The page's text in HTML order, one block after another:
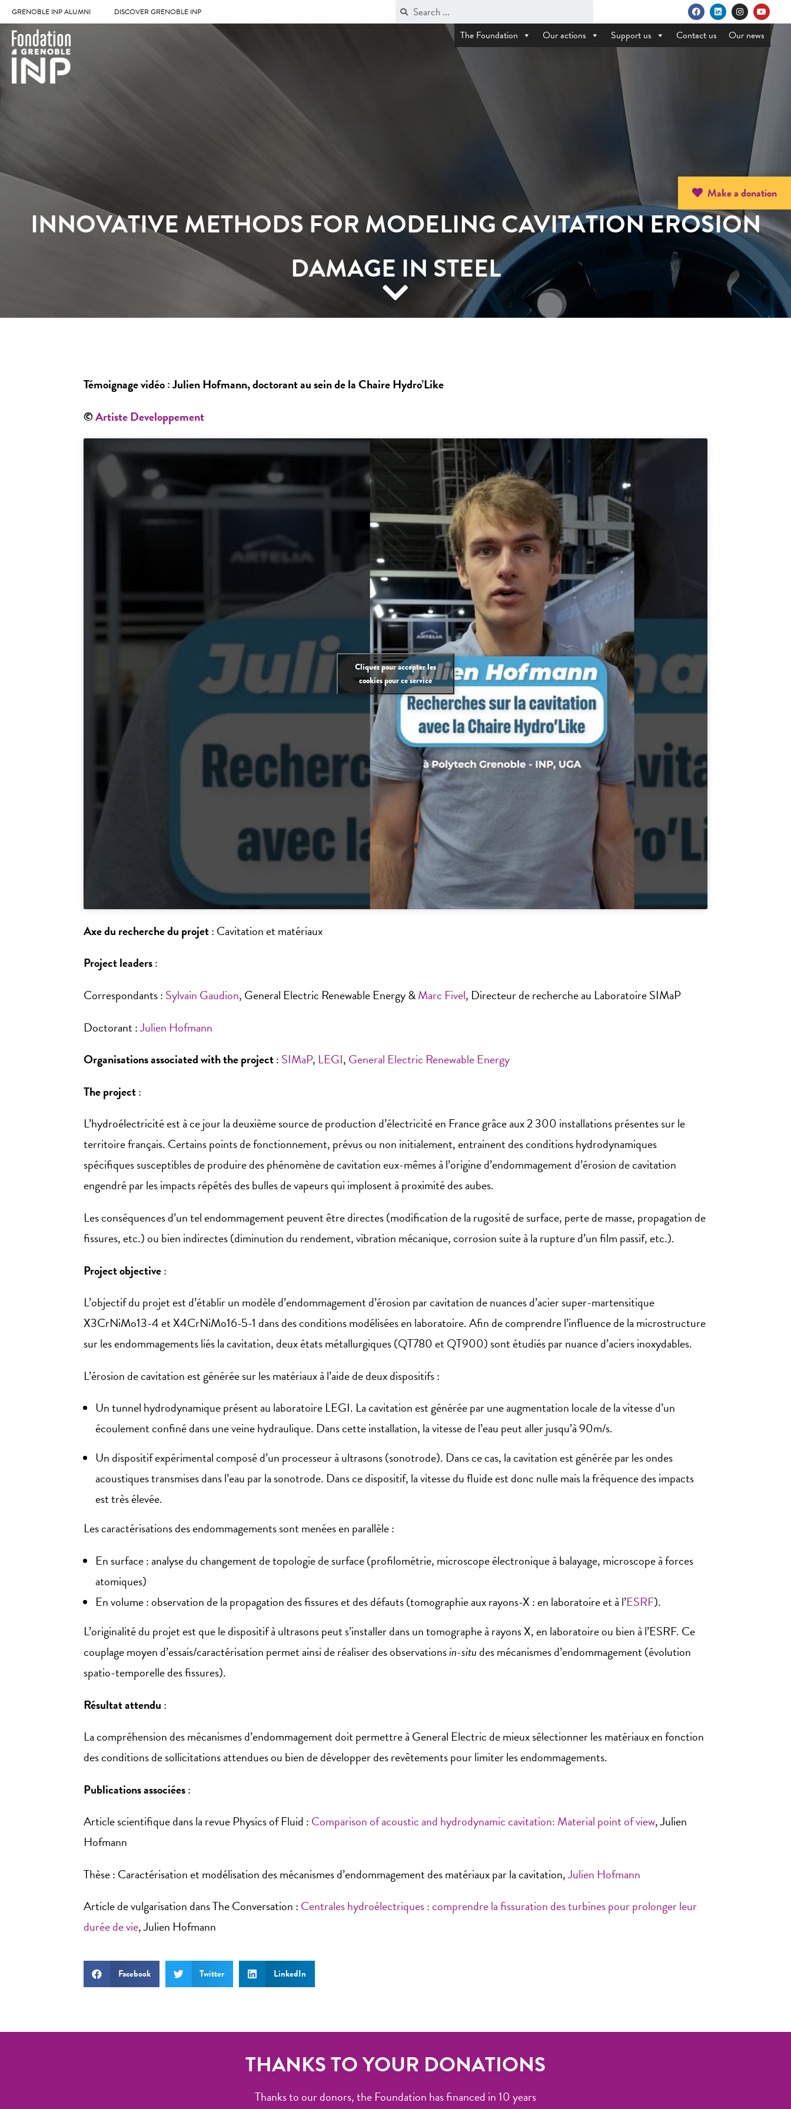
GRENOBLE INP ALUMNI DISCOVER GRENOBLE INP
Make a donation
The Foundation Our actions Support us Contact us Our news
INNOVATIVE METHODS FOR MODELING CAVITATION EROSION
DAMAGE IN STEEL
Témoignage vidéo : Julien Hofmann, doctorant au sein de la Chaire Hydro’Like
©Artiste Developpement
Cliquez pour accepter les
cookies pour ce service
Axe du recherche du projet: Cavitation et matériaux
Project leaders:
Correspondants : Sylvain Gaudion, General Electric Renewable Energy &Marc Fivel, Directeur de recherche au Laboratoire SIMaP
Doctorant :Julien Hofmann
Organisations associated with the project: SIMaP, LEGI, General Electric Renewable Energy
The project:
L’hydroélectricité est à ce jour la deuxième source de production d’électricité en France grâce aux 2 300 installations présentes sur le
territoire français. Certains points de fonctionnement, prévus ou non initialement, entrainent des conditions hydrodynamiques
spécifiques susceptibles de produire des phénomène de cavitation eux-mêmes à l’origine d’endommagement d’érosion de cavitation
engendré par les impacts répétés des bulles de vapeurs qui implosent à proximité des aubes.
Les conséquences d’un tel endommagement peuvent être directes (modification de la rugosité de surface, perte de masse, propagation de
fissures, etc.) ou bien indirectes (diminution du rendement, vibration mécanique, corrosion suite à la rupture d’un film passif, etc.).
Project objective:
L’objectif du projet est d’établir un modèle d’endommagement d’érosion par cavitation de nuances d’acier super-martensitique
X3CrNiMo13-4 et X4CrNiMo16-5-1 dans des conditions modélisées en laboratoire. Afin de comprendre l’influence de la microstructure
sur les endommagements liés la cavitation, deux états métallurgiques (QT780 et QT900) sont étudiés par nuance d’aciers inoxydables.
L’érosion de cavitation est générée sur les matériaux à l’aide de deux dispositifs :
Un tunnel hydrodynamique présent au laboratoire LEGI. La cavitation est générée par une augmentation locale de la vitesse d’un
écoulement confiné dans une veine hydraulique. Dans cette installation, la vitesse de l’eau peut aller jusqu’à 90m/s.
Un dispositif expérimental composé d’un processeur à ultrasons (sonotrode). Dans ce cas, la cavitation est générée par les ondes
acoustiques transmises dans l’eau par la sonotrode. Dans ce dispositif, la vitesse du fluide est donc nulle mais la fréquence des impacts
est très élevée.
Les caractérisations des endommagements sont menées en parallèle :
En surface : analyse du changement de topologie de surface (profilométrie, microscope électronique à balayage, microscope à forces
atomiques)
En volume : observation de la propagation des fissures et des défauts (tomographie aux rayons-X : en laboratoire et à l’ESRF).
L’originalité du projet est que le dispositif à ultrasons peut s’installer dans un tomographe à rayons X, en laboratoire ou bien à l’ESRF. Ce
couplage moyen d’essais/caractérisation permet ainsi de réaliser des observationsin-situdes mécanismes d’endommagement (évolution
spatio-temporelle des fissures).
Résultat attendu :
La compréhension des mécanismes d’endommagement doit permettre à General Electric de mieux sélectionner les matériaux en fonction
des conditions de sollicitations attendues ou bien de développer des revêtements pour limiter les endommagements.
Publications associées:
Article scientifique dans la revue Physics of Fluid : Comparison of acoustic and hydrodynamic cavitation: Material point of view, Julien
Hofmann
Thèse: Caractérisation et modélisation des mécanismes d’endommagement des matériaux par la cavitation,Julien Hofmann
Article de vulgarisation dans The Conversation : Centrales hydroélectriques : comprendre la fissuration des turbines pour prolonger leur
durée de vie, Julien Hofmann
Facebook Twitter LinkedIn
THANKS TO YOUR DONATIONS
Thanks to our donors, the Foundation has financed in 10 years